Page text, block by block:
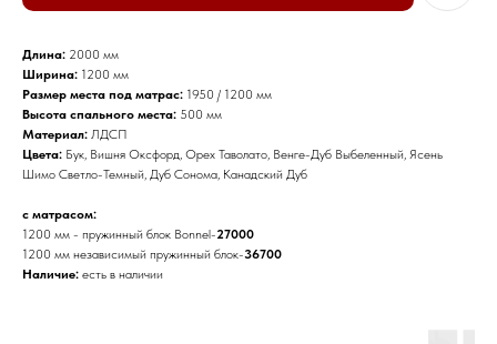
Длина: 2000 мм
Ширина: 1200 мм
Размер места под матрас: 1950 / 1200 мм
Высота спального места: 500 мм
Материал: ЛДСП
Цвета: Бук, Вишня Оксфорд, Орех Таволато, Венге-Дуб Выбеленный, Ясень
Шимо Светло-Темный, Дуб Сонома, Канадский Дуб
с матрасом:
1200 мм - пружинный блок Bonnel-27000
1200 мм независимый пружинный блок-36700
Наличие: есть в наличии